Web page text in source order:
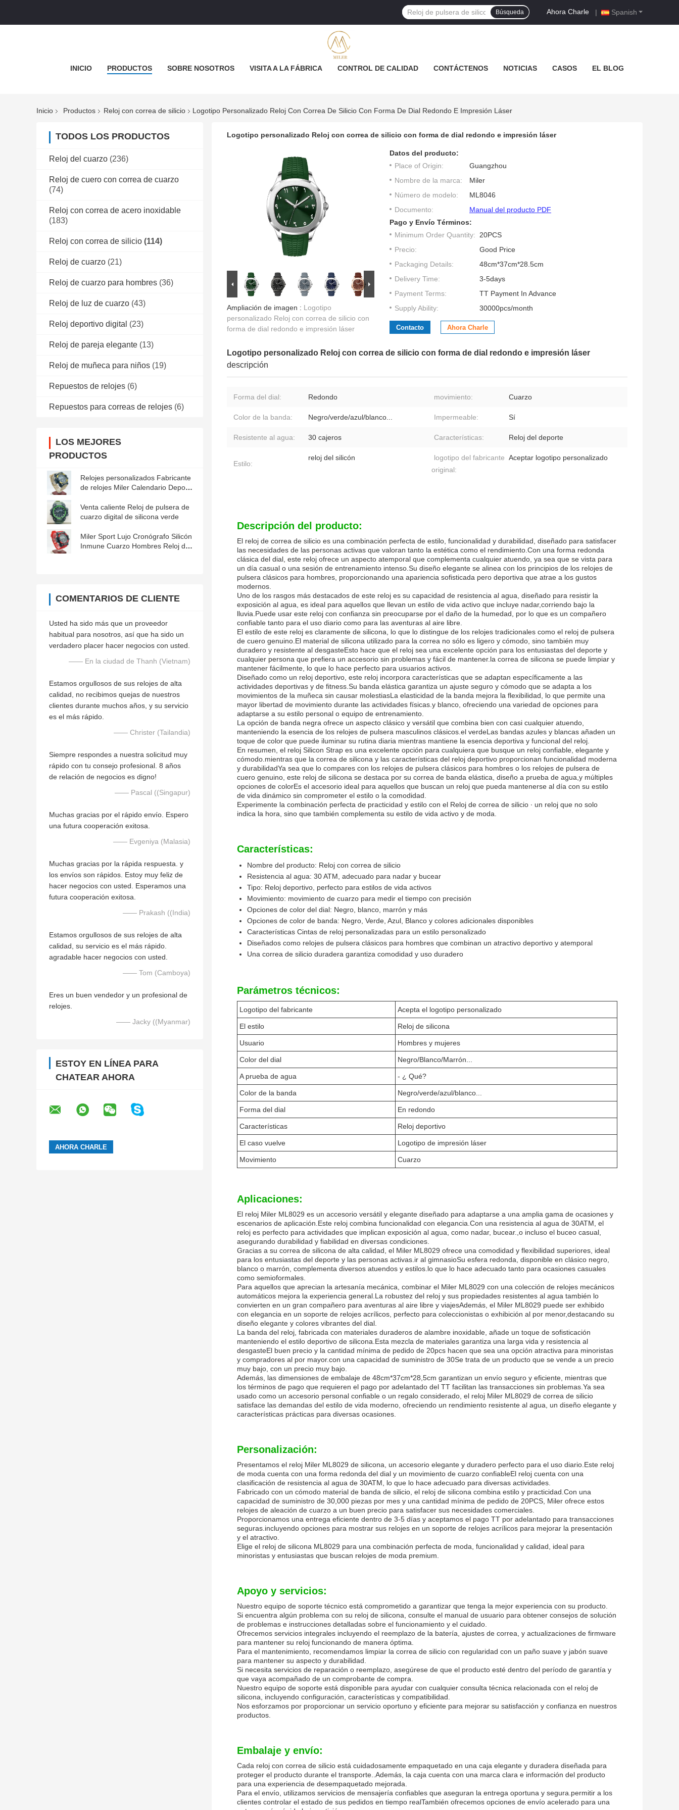
Spanish
Ahora Charle |
Búsqueda
INICIO PRODUCTOS SOBRE NOSOTROS VISITA A LA FÁBRICA CONTROL DE CALIDAD CONTÁCTENOS NOTICIAS CASOS EL BLOG
Inicio Productos Reloj con correa de silicio Logotipo Personalizado Reloj Con Correa De Silicio Con Forma De Dial Redondo E Impresión Láser
TODOS LOS PRODUCTOS
Reloj del cuarzo (236)
Reloj de cuero con correa de cuarzo
(74)
Reloj con correa de acero inoxidable
(183)
Reloj con correa de silicio (114)
Reloj de cuarzo (21)
Reloj de cuarzo para hombres (36)
Reloj de luz de cuarzo (43)
Reloj deportivo digital (23)
Reloj de pareja elegante (13)
Reloj de muñeca para niños (19)
Repuestos de relojes (6)
Repuestos para correas de relojes (6)
LOS MEJORES
PRODUCTOS
Relojes personalizados Fabricante
de relojes Miler Calendario Deporte
hombres
Venta caliente Reloj de pulsera de
cuarzo digital de silicona verde
Miler Sport Lujo Cronógrafo Silicón
Inmune Cuarzo Hombres Reloj de
COMENTARIOS DE CLIENTE
Usted ha sido más que un proveedor
habitual para nosotros, así que ha sido un
verdadero placer hacer negocios con usted.
—— En la ciudad de Thanh (Vietnam)
Estamos orgullosos de sus relojes de alta
calidad, no recibimos quejas de nuestros
clientes durante muchos años, y su servicio
es el más rápido.
—— Christer (Tailandia)
Siempre respondes a nuestra solicitud muy
rápido con tu consejo profesional. 8 años
de relación de negocios es digno!
—— Pascal ((Singapur)
Muchas gracias por el rápido envío. Espero
una futura cooperación exitosa.
—— Evgeniya (Malasia)
Muchas gracias por la rápida respuesta. y
los envíos son rápidos. Estoy muy feliz de
hacer negocios con usted. Esperamos una
futura cooperación exitosa.
—— Prakash ((India)
Estamos orgullosos de sus relojes de alta
calidad, su servicio es el más rápido.
agradable hacer negocios con usted.
—— Tom (Camboya)
Eres un buen vendedor y un profesional de
relojes.
—— Jacky ((Myanmar)
ESTOY EN LÍNEA PARA
CHATEAR AHORA
Logotipo personalizado Reloj con correa de silicio con forma de dial redondo e impresión láser
Ampliación de imagen : Logotipo
personalizado Reloj con correa de silicio con
forma de dial redondo e impresión láser
Datos del producto:
Place of Origin:
Guangzhou
Nombre de la marca:
Miler
Número de modelo:
ML8046
Documento:
Manual del producto PDF
Pago y Envío Términos:
Minimum Order Quantity: 20PCS
Precio:
Good Price
Packaging Details:
48cm*37cm*28.5cm
Delivery Time:
3-5days
Payment Terms:
TT Payment In Advance
Supply Ability:
30000pcs/month
Contacto Ahora Charle
Logotipo personalizado Reloj con correa de silicio con forma de dial redondo e impresión láser
descripción
Forma del dial: Redondo movimiento: Cuarzo
Color de la banda: Negro/verde/azul/blanco... Impermeable: Sí
Resistente al agua: 30 cajeros Características: Reloj del deporte
Estilo:
reloj del silicón
logotipo del fabricante
original:
Aceptar logotipo personalizado
Descripción del producto:
El reloj de correa de silicio es una combinación perfecta de estilo, funcionalidad y durabilidad, diseñado para satisfacer
las necesidades de las personas activas que valoran tanto la estética como el rendimiento.Con una forma redonda
clásica del dial, este reloj ofrece un aspecto atemporal que complementa cualquier atuendo, ya sea que se vista para
un día casual o una sesión de entrenamiento intenso.Su diseño elegante se alinea con los principios de los relojes de
pulsera clásicos para hombres, proporcionando una apariencia sofisticada pero deportiva que atrae a los gustos
modernos.
Uno de los rasgos más destacados de este reloj es su capacidad de resistencia al agua, diseñado para resistir la
exposición al agua, es ideal para aquellos que llevan un estilo de vida activo que incluye nadar,corriendo bajo la
lluvia.Puede usar este reloj con confianza sin preocuparse por el daño de la humedad, por lo que es un compañero
confiable tanto para el uso diario como para las aventuras al aire libre.
El estilo de este reloj es claramente de silicona, lo que lo distingue de los relojes tradicionales como el reloj de pulsera
de cuero genuino.El material de silicona utilizado para la correa no sólo es ligero y cómodo, sino también muy
duradero y resistente al desgasteEsto hace que el reloj sea una excelente opción para los entusiastas del deporte y
cualquier persona que prefiera un accesorio sin problemas y fácil de mantener.la correa de silicona se puede limpiar y
mantener fácilmente, lo que lo hace perfecto para usuarios activos.
Diseñado como un reloj deportivo, este reloj incorpora características que se adaptan específicamente a las
actividades deportivas y de fitness.Su banda elástica garantiza un ajuste seguro y cómodo que se adapta a los
movimientos de la muñeca sin causar molestiasLa elasticidad de la banda mejora la flexibilidad, lo que permite una
mayor libertad de movimiento durante las actividades físicas.y blanco, ofreciendo una variedad de opciones para
adaptarse a su estilo personal o equipo de entrenamiento.
La opción de banda negra ofrece un aspecto clásico y versátil que combina bien con casi cualquier atuendo,
manteniendo la esencia de los relojes de pulsera masculinos clásicos.el verdeLas bandas azules y blancas añaden un
toque de color que puede iluminar su rutina diaria mientras mantiene la esencia deportiva y funcional del reloj.
En resumen, el reloj Silicon Strap es una excelente opción para cualquiera que busque un reloj confiable, elegante y
cómodo.mientras que la correa de silicona y las características del reloj deportivo proporcionan funcionalidad moderna
y durabilidadYa sea que lo compares con los relojes de pulsera clásicos para hombres o los relojes de pulsera de
cuero genuino, este reloj de silicona se destaca por su correa de banda elástica, diseño a prueba de agua,y múltiples
opciones de colorEs el accesorio ideal para aquellos que buscan un reloj que pueda mantenerse al día con su estilo
de vida dinámico sin comprometer el estilo o la comodidad.
Experimente la combinación perfecta de practicidad y estilo con el Reloj de correa de silicio ∙ un reloj que no solo
indica la hora, sino que también complementa su estilo de vida activo y de moda.
Características:
Nombre del producto: Reloj con correa de silicio
Resistencia al agua: 30 ATM, adecuado para nadar y bucear
Tipo: Reloj deportivo, perfecto para estilos de vida activos
Movimiento: movimiento de cuarzo para medir el tiempo con precisión
Opciones de color del dial: Negro, blanco, marrón y más
Opciones de color de banda: Negro, Verde, Azul, Blanco y colores adicionales disponibles
Características Cintas de reloj personalizadas para un estilo personalizado
Diseñados como relojes de pulsera clásicos para hombres que combinan un atractivo deportivo y atemporal
Una correa de silicio duradera garantiza comodidad y uso duradero
Parámetros técnicos:
Logotipo del fabricante Acepta el logotipo personalizado
El estilo Reloj de silicona
Usuario Hombres y mujeres
Color del dial Negro/Blanco/Marrón...
A prueba de agua - ¿ Qué?
Color de la banda Negro/verde/azul/blanco...
Forma del dial En redondo
Características Reloj deportivo
El caso vuelve Logotipo de impresión láser
Movimiento Cuarzo
Aplicaciones:
El reloj Miler ML8029 es un accesorio versátil y elegante diseñado para adaptarse a una amplia gama de ocasiones y
escenarios de aplicación.Este reloj combina funcionalidad con elegancia.Con una resistencia al agua de 30ATM, el
reloj es perfecto para actividades que implican exposición al agua, como nadar, bucear.,o incluso el buceo casual,
asegurando durabilidad y fiabilidad en diversas condiciones.
Gracias a su correa de silicona de alta calidad, el Miler ML8029 ofrece una comodidad y flexibilidad superiores, ideal
para los entusiastas del deporte y las personas activas.ir al gimnasioSu esfera redonda, disponible en clásico negro,
blanco o marrón, complementa diversos atuendos y estilos.lo que lo hace adecuado tanto para ocasiones casuales
como semioformales.
Para aquellos que aprecian la artesanía mecánica, combinar el Miler ML8029 con una colección de relojes mecánicos
automáticos mejora la experiencia general.La robustez del reloj y sus propiedades resistentes al agua también lo
convierten en un gran compañero para aventuras al aire libre y viajesAdemás, el Miler ML8029 puede ser exhibido
con elegancia en un soporte de relojes acrílicos, perfecto para coleccionistas o exhibición al por menor,destacando su
diseño elegante y colores vibrantes del dial.
La banda del reloj, fabricada con materiales duraderos de alambre inoxidable, añade un toque de sofisticación
manteniendo el estilo deportivo de silicona.Esta mezcla de materiales garantiza una larga vida y resistencia al
desgasteEl buen precio y la cantidad mínima de pedido de 20pcs hacen que sea una opción atractiva para minoristas
y compradores al por mayor.con una capacidad de suministro de 30Se trata de un producto que se vende a un precio
muy bajo, con un precio muy bajo.
Además, las dimensiones de embalaje de 48cm*37cm*28,5cm garantizan un envío seguro y eficiente, mientras que
los términos de pago que requieren el pago por adelantado del TT facilitan las transacciones sin problemas.Ya sea
usado como un accesorio personal confiable o un regalo considerado, el reloj Miler ML8029 de correa de silicio
satisface las demandas del estilo de vida moderno, ofreciendo un rendimiento resistente al agua, un diseño elegante y
características prácticas para diversas ocasiones.
Personalización:
Presentamos el reloj Miler ML8029 de silicona, un accesorio elegante y duradero perfecto para el uso diario.Este reloj
de moda cuenta con una forma redonda del dial y un movimiento de cuarzo confiableEl reloj cuenta con una
clasificación de resistencia al agua de 30ATM, lo que lo hace adecuado para diversas actividades.
Fabricado con un cómodo material de banda de silicio, el reloj de silicona combina estilo y practicidad.Con una
capacidad de suministro de 30,000 piezas por mes y una cantidad mínima de pedido de 20PCS, Miler ofrece estos
relojes de aleación de cuarzo a un buen precio para satisfacer sus necesidades comerciales.
Proporcionamos una entrega eficiente dentro de 3-5 días y aceptamos el pago TT por adelantado para transacciones
seguras.incluyendo opciones para mostrar sus relojes en un soporte de relojes acrílicos para mejorar la presentación
y el atractivo.
Elige el reloj de silicona ML8029 para una combinación perfecta de moda, funcionalidad y calidad, ideal para
minoristas y entusiastas que buscan relojes de moda premium.
Apoyo y servicios:
Nuestro equipo de soporte técnico está comprometido a garantizar que tenga la mejor experiencia con su producto.
Si encuentra algún problema con su reloj de silicona, consulte el manual de usuario para obtener consejos de solución
de problemas e instrucciones detalladas sobre el funcionamiento y el cuidado.
Ofrecemos servicios integrales incluyendo el reemplazo de la batería, ajustes de correa, y actualizaciones de firmware
para mantener su reloj funcionando de manera óptima.
Para el mantenimiento, recomendamos limpiar la correa de silicio con regularidad con un paño suave y jabón suave
para mantener su aspecto y durabilidad.
Si necesita servicios de reparación o reemplazo, asegúrese de que el producto esté dentro del período de garantía y
que vaya acompañado de un comprobante de compra.
Nuestro equipo de soporte está disponible para ayudar con cualquier consulta técnica relacionada con el reloj de
silicona, incluyendo configuración, características y compatibilidad.
Nos esforzamos por proporcionar un servicio oportuno y eficiente para mejorar su satisfacción y confianza en nuestros
productos.
Embalaje y envío:
Cada reloj con correa de silicio está cuidadosamente empaquetado en una caja elegante y duradera diseñada para
proteger el producto durante el transporte..Además, la caja cuenta con una marca clara e información del producto
para una experiencia de desempaquetado mejorada.
Para el envío, utilizamos servicios de mensajería confiables que aseguran la entrega oportuna y segura.permitir a los
clientes controlar el estado de sus pedidos en tiempo realTambién ofrecemos opciones de envío acelerado para una